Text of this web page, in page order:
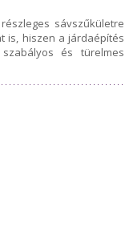
sávszűkületre
is, hiszen a járdaépítés
és türelmes